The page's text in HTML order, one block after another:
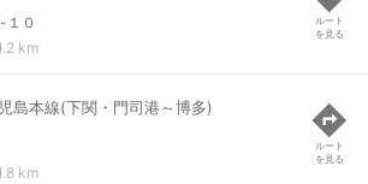
１０
km
ルート
を見る
島本線(下関・門司港～博多)
km
ルート
を見る